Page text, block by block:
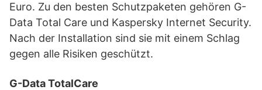
Euro. Zu den besten Schutzpaketen gehören G-
Data Total Care und Kaspersky Internet Security.
Nach der Installation sind sie mit einem Schlag
gegen alle Risiken geschützt.
G-Data TotalCare